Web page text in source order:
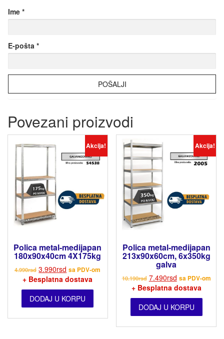
Ime *
E-pošta *
Povezani proizvodi
Akcija!
Polica metal-medijapan
180x90x40cm 4X175kg
4.990rsd 3.990rsd sa PDV-om
+ Besplatna dostava
DODAJ U KORPU
Akcija!
Polica metal-medijapan
213x90x60cm, 6x350kg
galva
10.190rsd 7.490rsd sa PDV-om
+ Besplatna dostava
DODAJ U KORPU